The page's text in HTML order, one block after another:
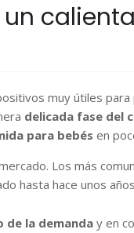
muy útiles para
delicada fase del
para bebés en
Los más
hasta hace unos
de la demanda y en